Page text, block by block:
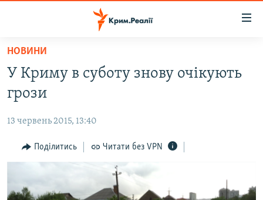
Перейти
основного
матеріалу
Перейти
до
навігації
Перейти
пошуку
ВОДА.КРИМ
ВІДЕО ТА ФОТО
ПОЛІТИКА
БЛОГИ
ІНТЕРВ'Ю
НОВИНИ
У Криму в суботу знову очікують
грози
13 червень 2015, 13:40
Поділитись Читати без VPN